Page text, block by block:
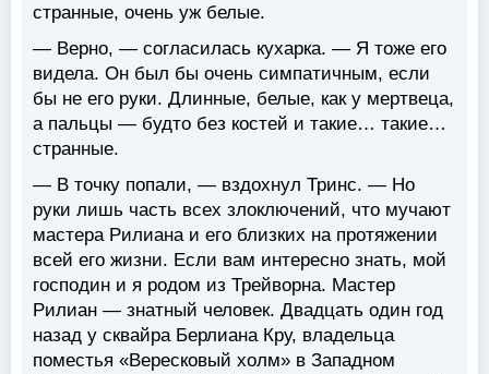
странные, очень уж белые.
— Верно, — согласилась кухарка. — Я тоже его
видела. Он был бы очень симпатичным, если
бы не его руки. Длинные, белые, как у мертвеца,
а пальцы — будто без костей и такие… такие…
странные.
— В точку попали, — вздохнул Тринс. — Но
руки лишь часть всех злоключений, что мучают
мастера Рилиана и его близких на протяжении
всей его жизни. Если вам интересно знать, мой
господин и я родом из Трейворна. Мастер
Рилиан — знатный человек. Двадцать один год
назад у сквайра Берлиана Кру, владельца
поместья «Вересковый холм» в Западном